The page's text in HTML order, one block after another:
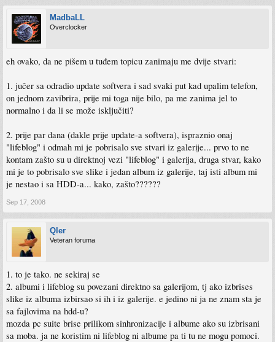
MadbaLL
Overclocker
eh ovako, da ne pišem u tuđem topicu zanimaju me dvije stvari:
1. jučer sa odradio update softvera i sad svaki put kad upalim telefon,
on jednom zavibrira, prije mi toga nije bilo, pa me zanima jel to
normalno i da li se može isključiti?
2. prije par dana (dakle prije update-a softvera), ispraznio onaj
"lifeblog" i odmah mi je pobrisalo sve stvari iz galerije... prvo to ne
kontam zašto su u direktnoj vezi "lifeblog" i galerija, druga stvar, kako
mi je to pobrisalo sve slike i jedan album iz galerije, taj isti album mi
je nestao i sa HDD-a... kako, zašto??????
Sep 17, 2008
Qler
Veteran foruma
1. to je tako. ne sekiraj se
2. albumi i lifeblog su povezani direktno sa galerijom, tj ako izbrises
slike iz albuma izbirsao si ih i iz galerije. e jedino ni ja ne znam sta je
sa fajlovima na hdd-u?
mozda pc suite brise prilikom sinhronizacije i albume ako su izbrisani
sa moba. ja ne koristim ni lifeblog ni albume pa ti tu ne mogu pomoci.